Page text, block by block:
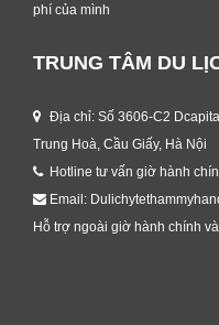
phí của mình
TRUNG TÂM DU
Địa chỉ: Số 3606-C2
Trung Hoà, Cầu Giấy, Hà Nội
Hotline tư vấn giờ hành
Email:
Hỗ trợ ngoài giờ hành chính